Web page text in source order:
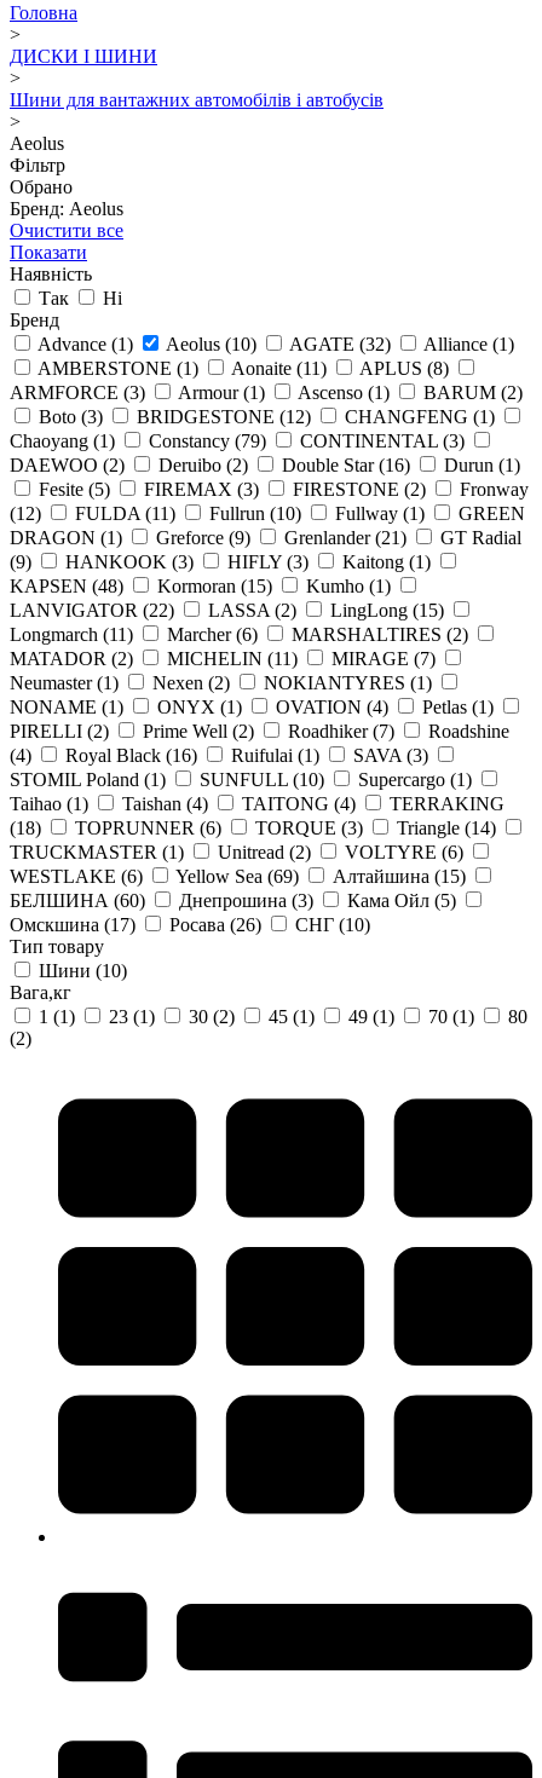
Головна
>
ДИСКИ І ШИНИ
>
Шини для вантажних автомобілів і автобусів
>
Aeolus
Фільтр
Обрано
Бренд: Aeolus
Очистити все
Показати
Наявність
Так
Ні
Бренд
Advance (1) Aeolus (10) AGATE (32) Alliance (1)
AMBERSTONE (1) Aonaite (11) APLUS (8)
ARMFORCE (3) Armour(1) Ascenso (1) BARUM (2)
Boto (3) BRIDGESTONE (12) CHANGFENG (1)
Chaoyang (1) Constancy (79) CONTINENTAL (3)
DAEWOO (2) Deruibo (2) Double Star(16) Durun (1)
Fesite (5) FIREMAX (3) FIRESTONE (2)
Fronway
(12)
FULDA (11) Fullrun (10) Fullway (1)
GREEN
DRAGON (1) Greforce (9) Grenlander(21)
GT Radial
(9)
HANKOOK (3) HIFLY (3) Kaitong (1)
KAPSEN (48) Kormoran (15) Kumho (1)
LANVIGATOR (22) LASSA (2) LingLong (15)
Longmarch (11) Marcher(6) MARSHALTIRES (2)
MATADOR (2) MICHELIN (11) MIRAGE (7)
Neumaster(1) Nexen (2) NOKIANTYRES (1)
NONAME (1) ONYX (1) OVATION (4) Petlas (1)
PIRELLI (2) Prime Well (2) Roadhiker(7)
Roadshine
(4)
Royal Black (16) Ruifulai (1) SAVA (3)
STOMIL Poland (1) SUNFULL (10) Supercargo (1)
Taihao (1) Taishan (4) TAITONG (4)
TERRAKING
(18)
TOPRUNNER (6) TORQUE (3) Triangle (14)
TRUCKMASTER (1) Unitread (2) VOLTYRE (6)
WESTLAKE (6) Yellow Sea (69) Алтайшина (15)
БЕЛШИНА (60) Днепрошина (3) Кама Ойл (5)
Омскшина (17) Росава (26) СНГ (10)
Тип товару
Шини (10)
Вага,кг
1 (1) 23 (1) 30 (2) 45 (1) 49 (1) 70 (1)
80
(2)